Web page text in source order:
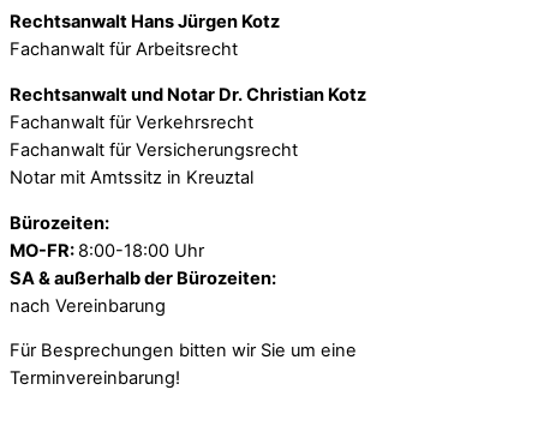
Rechtsanwalt Hans Jürgen Kotz
Fachanwalt für Arbeitsrecht
Rechtsanwalt und Notar Dr. Christian Kotz
Fachanwalt für Verkehrsrecht
Fachanwalt für Versicherungsrecht
Notar mit Amtssitz in Kreuztal
Bürozeiten:
MO-FR: 8:00-18:00 Uhr
SA & außerhalb der Bürozeiten:
nach Vereinbarung
Für Besprechungen bitten wir Sie um eine
Terminvereinbarung!